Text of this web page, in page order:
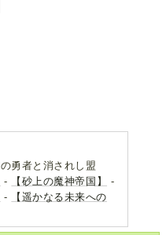
勇者と消されし盟
- 【砂上の魔神帝国】
-
-
【遥かなる未来への